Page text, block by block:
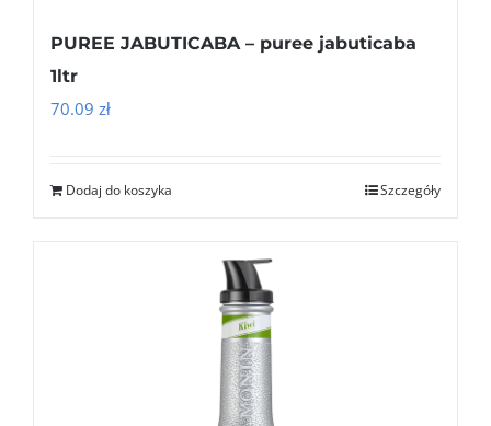
PUREE JABUTICABA – puree jabuticaba
1ltr
70.09 zł
Dodaj do koszyka Szczegóły